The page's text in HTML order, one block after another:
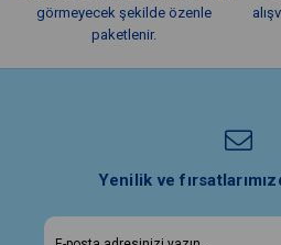
görmeyecek şekilde özenle
paketlenir.
Yenilik ve